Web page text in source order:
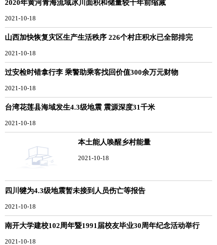
2020年黄河青海流域冰川面积和储量较十年前缩减
2021-10-18
山西加快恢复灾区生产生活秩序 226个村庄积水已全部排完
2021-10-18
过安检时错拿行李 乘警助乘客找回价值300余万元财物
2021-10-18
台湾花莲县海域发生4.3级地震 震源深度31千米
2021-10-18
本土能人唤醒乡村能量
2021-10-18
四川犍为4.3级地震暂未接到人员伤亡等报告
2021-10-18
南开大学建校102周年暨1991届校友毕业30周年纪念活动举行
2021-10-18